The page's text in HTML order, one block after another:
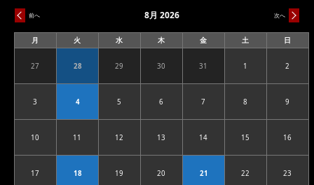
前へ 次へ
8月 2026
月
曜
火
曜
水
曜
木
曜
金
曜
土
曜
日
曜
272026.07.27 282026.07.28 292026.07.29 302026.07.30 312026.07.31 12026.08.01 2
32026.08.03 42026.08.04 52026.08.05 62026.08.06 72026.08.07 82026.08.08 9
102026.08.10 112026.08.11 122026.08.12 132026.08.13 142026.08.14 152026.08.15 16
172026.08.17 182026.08.18 192026.08.19 202026.08.20 212026.08.21 222026.08.22 23